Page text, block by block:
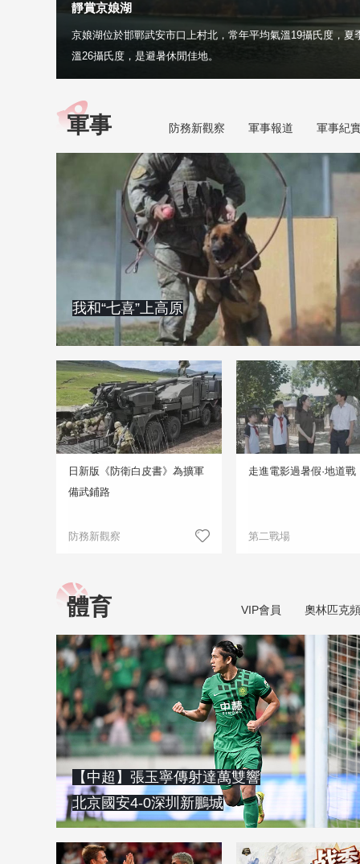
靜賞京娘湖
京娘湖位於邯鄲武安市口上村北，常年平均氣溫19攝氏度，夏
溫26攝氏度，是避暑休閒佳地。
軍事 防務新觀察 軍事報道 軍事紀
我和“七喜”上高原
日新版《防衛白皮書》為擴軍
備武鋪路
防務新觀察
走進電影過暑假·地道戰
第二戰場
體育 VIP會員 奧林匹克
【中超】張玉寧傳射達萬雙響
北京國安4-0深圳新鵬城